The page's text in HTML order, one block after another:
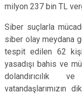
milyon 237 bin TL
Siber suçlarla
siber olay meydana
tespit edilen 62 kişi
yasadışı bahis ve
dolandırıcılık
vatandaşlarımızın